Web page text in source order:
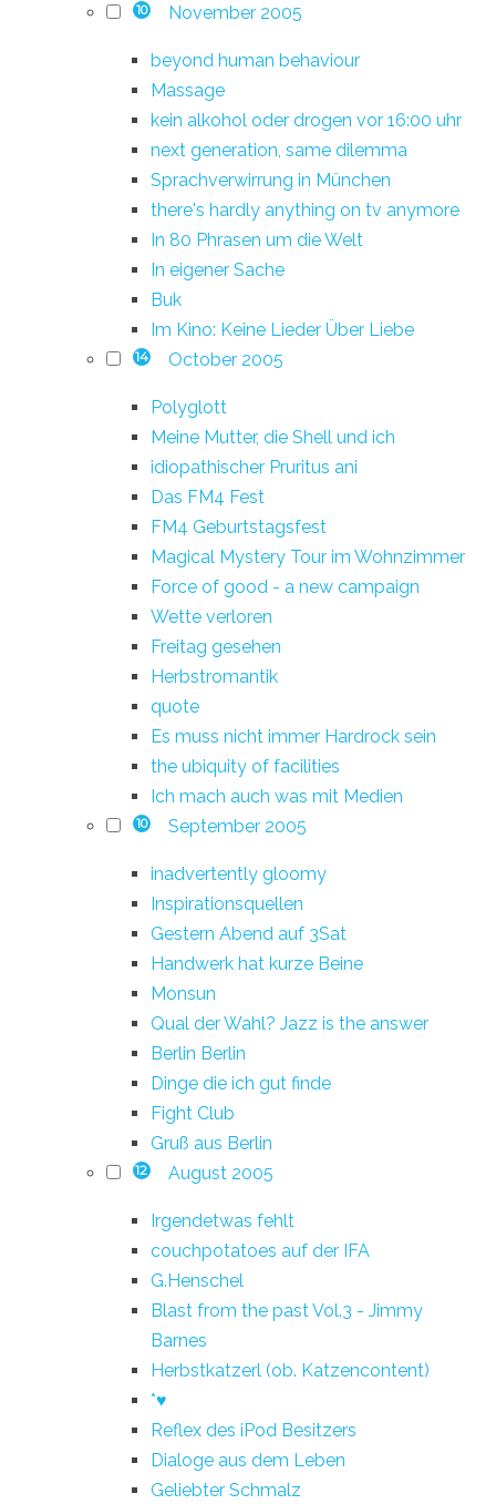
10 November 2005
beyond human behaviour
Massage
kein alkohol oder drogen vor 16:00 uhr
next generation, same dilemma
Sprachverwirrung in München
there's hardly anything on tv anymore
In 80 Phrasen um die Welt
In eigener Sache
Buk
Im Kino: Keine Lieder Über Liebe
14 October 2005
Polyglott
Meine Mutter, die Shell und ich
idiopathischer Pruritus ani
Das FM4 Fest
FM4 Geburtstagsfest
Magical Mystery Tour im Wohnzimmer
Force of good - a new campaign
Wette verloren
Freitag gesehen
Herbstromantik
quote
Es muss nicht immer Hardrock sein
the ubiquity of facilities
Ich mach auch was mit Medien
10 September 2005
inadvertently gloomy
Inspirationsquellen
Gestern Abend auf 3Sat
Handwerk hat kurze Beine
Monsun
Qual der Wahl? Jazz is the answer
Berlin Berlin
Dinge die ich gut finde
Fight Club
Gruß aus Berlin
12 August 2005
Irgendetwas fehlt
couchpotatoes auf der IFA
G.Henschel
Blast from the past Vol.3 - Jimmy
Barnes
Herbstkatzerl (ob. Katzencontent)
*♥
Reflex des iPod Besitzers
Dialoge aus dem Leben
Geliebter Schmalz